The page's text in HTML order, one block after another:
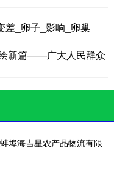
差_卵子_影响_卵巢
新篇——广大人民群众
埠海吉星农产品物流有限